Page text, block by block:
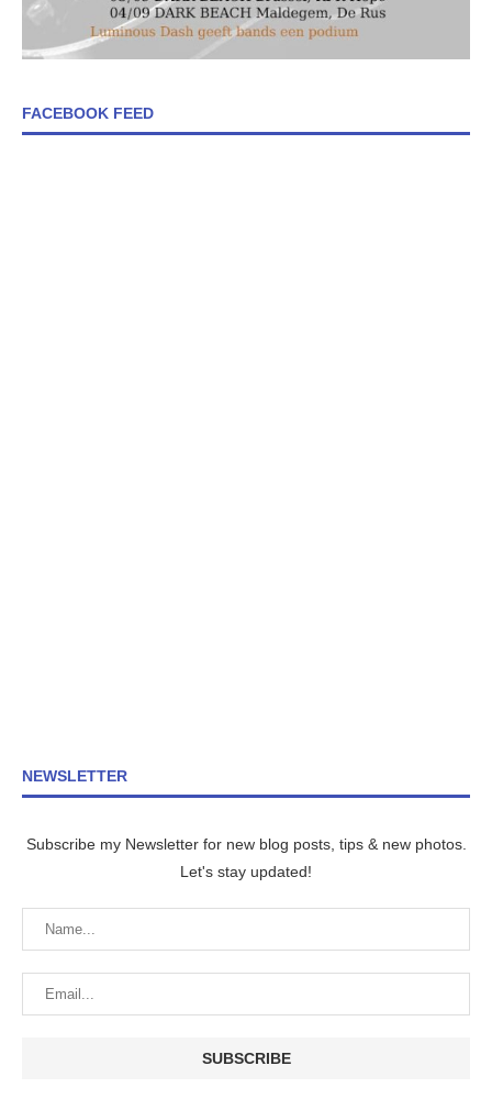
FACEBOOK FEED
NEWSLETTER
Subscribe my Newsletter for new blog posts, tips & new photos.
Let's stay updated!